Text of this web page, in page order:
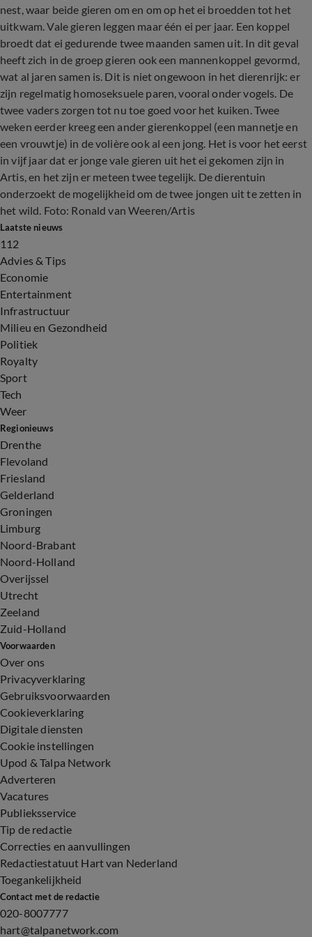
nest, waar beide gieren om en om op het ei broedden tot het
uitkwam. Vale gieren leggen maar één ei per jaar. Een koppel
broedt dat ei gedurende twee maanden samen uit. In dit geval
heeft zich in de groep gieren ook een mannenkoppel gevormd,
wat al jaren samen is. Dit is niet ongewoon in het dierenrijk: er
zijn regelmatig homoseksuele paren, vooral onder vogels. De
twee vaders zorgen tot nu toe goed voor het kuiken. Twee
weken eerder kreeg een ander gierenkoppel (een mannetje en
een vrouwtje) in de volière ook al een jong. Het is voor het eerst
in vijf jaar dat er jonge vale gieren uit het ei gekomen zijn in
Artis, en het zijn er meteen twee tegelijk. De dierentuin
onderzoekt de mogelijkheid om de twee jongen uit te zetten in
het wild. Foto: Ronald van Weeren/Artis
Laatste nieuws
112
Advies & Tips
Economie
Entertainment
Infrastructuur
Milieu en Gezondheid
Politiek
Royalty
Sport
Tech
Weer
Regionieuws
Drenthe
Flevoland
Friesland
Gelderland
Groningen
Limburg
Noord-Brabant
Noord-Holland
Overijssel
Utrecht
Zeeland
Zuid-Holland
Voorwaarden
Over ons
Privacyverklaring
Gebruiksvoorwaarden
Cookieverklaring
Digitale diensten
Cookie instellingen
Upod & Talpa Network
Adverteren
Vacatures
Publieksservice
Tip de redactie
Correcties en aanvullingen
Redactiestatuut Hart van Nederland
Toegankelijkheid
Contact met de redactie
020-8007777
hart@talpanetwork.com